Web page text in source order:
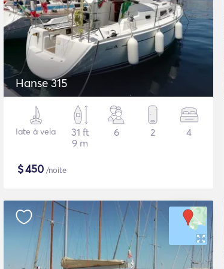
Hanse 315
Iate à vela
31 ft
9 m
6 2 4
$450 /noite